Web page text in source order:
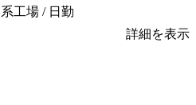
工場 / 日勤
詳細を表示